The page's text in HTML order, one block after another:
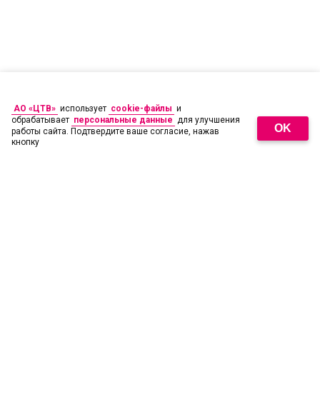
АО «ЦТВ» использует cookie-файлы и
обрабатывает персональные данные для улучшения
работы сайта. Подтвердите ваше согласие, нажав
кнопку
OK